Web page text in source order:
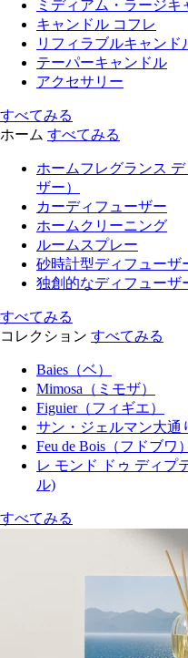
ミディアム・ラージキ
キャンドル コフレ
リフィラブルキャンド
テーパーキャンドル
アクセサリー
すべてみる
ホーム すべてみる
ホームフレグランス
ザー）
カーディフューザー
ホームクリーニング
ルームスプレー
砂時計型ディフューザ
独創的なディフューザ
すべてみる
コレクション すべてみる
Baies（ベ）
Mimosa（ミモザ）
Figuier（フィギエ）
サン・ジェルマン大通
Feu de Bois（フドブワ）
レ モンド ドゥ ディプ
ル)
すべてみる